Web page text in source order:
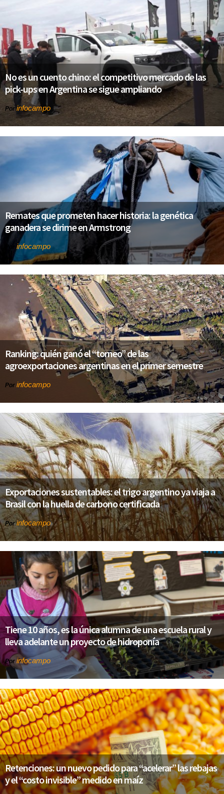
No es un cuento chino: el competitivo mercado de las
pick-ups en Argentina se sigue ampliando
Por infocampo
Remates que prometen hacer historia: la genética
ganadera se dirime en Armstrong
infocampo
Ranking: quién ganó el “torneo” de las
agroexportaciones argentinas en el primer semestre
Por infocampo
Exportaciones sustentables: el trigo argentino ya viaja a
Brasil con la huella de carbono certificada
Porinfocampo
Tiene 10 años, es la única alumna de una escuela rural y
lleva adelante un proyecto de hidroponía
Por infocampo
Retenciones: un nuevo pedido para “acelerar” las rebajas
y el “costo invisible” medido en maíz